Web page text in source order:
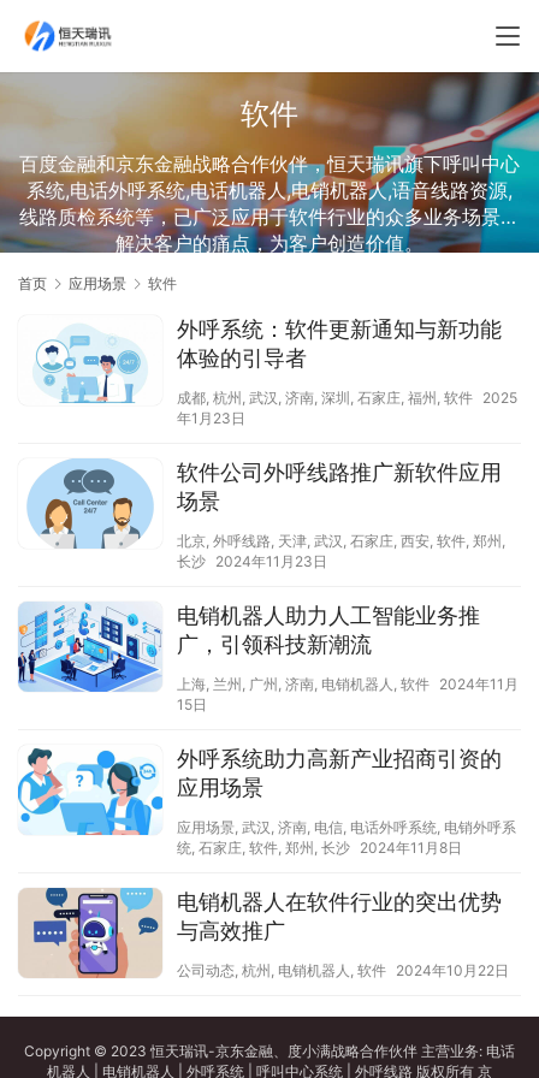
软件
百度金融和京东金融战略合作伙伴，恒天瑞讯旗下呼叫中心
系统,电话外呼系统,电话机器人,电销机器人,语音线路资源,
线路质检系统等，已广泛应用于软件行业的众多业务场景，
解决客户的痛点，为客户创造价值。
首页 应用场景 软件
外呼系统：软件更新通知与新功能
体验的引导者
成都, 杭州 , 武汉 , 济南, 深圳 , 石家庄, 福州 , 软件 2025
年1月23日
软件公司外呼线路推广新软件应用
场景
北京, 外呼线路, 天津, 武汉 , 石家庄, 西安, 软件, 郑州 ,
长沙 2024年11月23日
电销机器人助力人工智能业务推
广，引领科技新潮流
上海, 兰州 , 广州 , 济南, 电销机器人 , 软件 2024年11月
15日
外呼系统助力高新产业招商引资的
应用场景
应用场景, 武汉 , 济南, 电信, 电话外呼系统, 电销外呼系
统, 石家庄, 软件, 郑州 , 长沙 2024年11月8日
电销机器人在软件行业的突出优势
与高效推广
公司动态, 杭州 , 电销机器人 , 软件 2024年10月22日
Copyright © 2023 恒天瑞讯-京东金融、度小满战略合作伙伴 主营业务: 电话
机器人
电销机器人 外呼系统 呼叫中心系统 外呼线路 版权所有 京